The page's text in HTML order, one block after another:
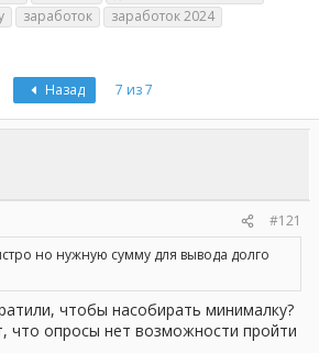
и
заработок
заработок 2024
Назад 7 из 7
#121
но нужную сумму для вывода долго
чтобы насобирать минималку?
что опросы нет возможности пройти